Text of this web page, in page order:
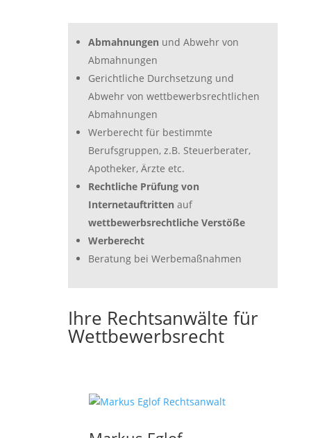
Abmahnungen und Abwehr von
Abmahnungen
Gerichtliche Durchsetzung und
Abwehr von wettbewerbsrechtlichen
Abmahnungen
Werberecht für bestimmte
Berufsgruppen, z.B. Steuerberater,
Apotheker, Ärzte etc.
Rechtliche Prüfung von
Internetauftritten auf
wettbewerbsrechtliche Verstöße
Werberecht
Beratung bei Werbemaßnahmen
Ihre Rechtsanwälte für
Wettbewerbsrecht